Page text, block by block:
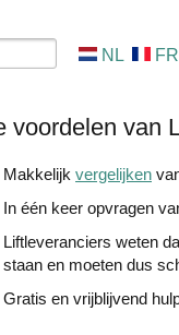
NL FR
voordelen van
Makkelijk vergelijken
In één keer opvragen
Liftleveranciers weten
staan en moeten dus
Gratis en vrijblijvend